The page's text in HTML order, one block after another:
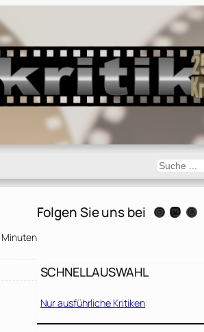
Suchen
Minuten
Folgen Sie uns bei Instagram Mastodon Threads
SCHNELLAUSWAHL
Nur ausführliche Kritiken